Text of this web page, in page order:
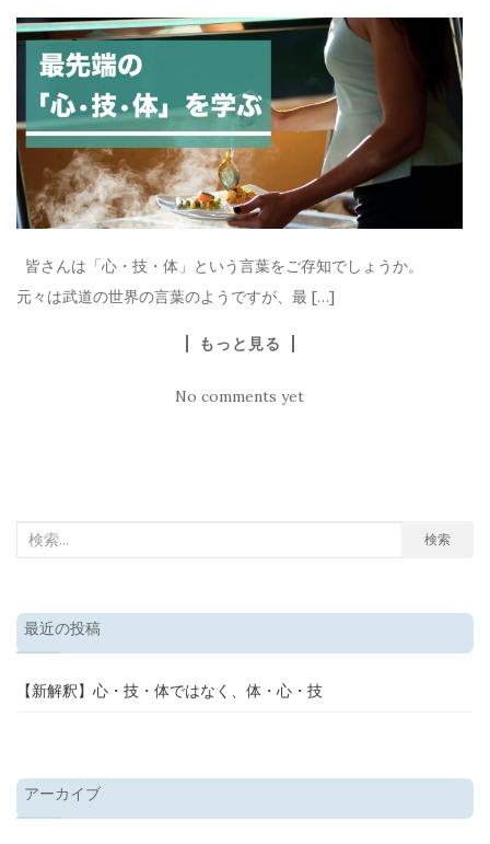
皆さんは「心・技・体」という言葉をご存知でしょうか。
元々は武道の世界の言葉のようですが、最 […]
もっと見る
No comments yet
検
果:
検索
最近の投稿
【新解釈】心・技・体ではなく、体・心・技
アーカイブ